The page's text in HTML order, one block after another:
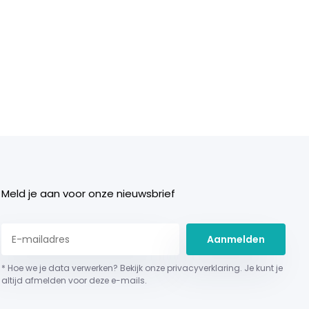
Meld je aan voor onze nieuwsbrief
Aanmelden
* Hoe we je data verwerken? Bekijk onze privacyverklaring. Je kunt je
altijd afmelden voor deze e-mails.